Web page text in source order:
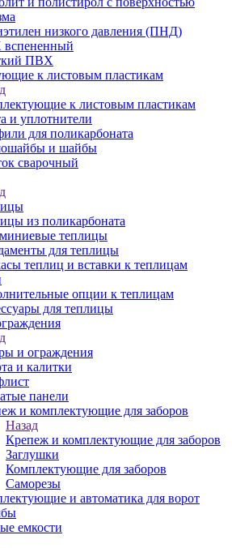
низкого давления (ПНД)
ПВХ
к листовым пластикам
к листовым пластикам
и уплотнители
для поликарбоната
и шайбы
сварочный
из поликарбоната
теплицы
для теплицы
теплиц и вставки к теплицам
опции к теплицам
для теплицы
и ограждения
и калитки
панели
и комплектующие для заборов
Назад
Крепеж и комплектующие для заборов
Заглушки
Комплектующие для заборов
Саморезы
и автоматика для ворот
емкости